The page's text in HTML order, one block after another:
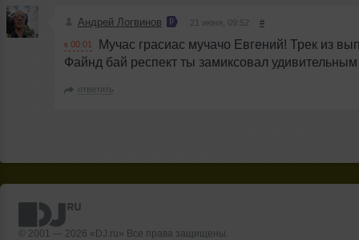
Андрей Логвинов 21 июня, 09:52 #
к 00:01
Мучас грасиас мучачо Евгений! Трек из
Файнд бай респект ты замиксовал
ответить
© 2001 — 2026 «DJ.ru» Все права защищены.